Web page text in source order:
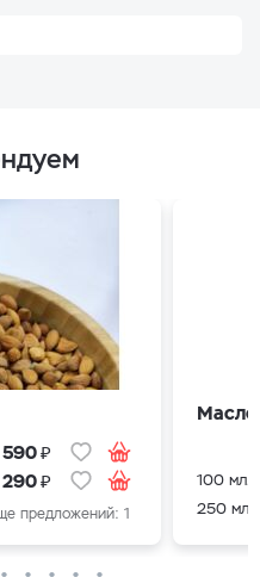
590₽
290₽
предложений: 1
Масло
100 мл.
250 мл.